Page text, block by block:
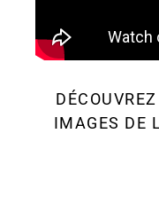
IMAGES DE